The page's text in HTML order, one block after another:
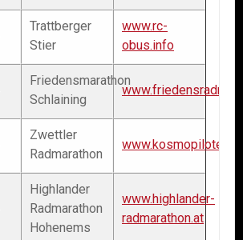
Trattberger
Stier
www.rc-
obus.info
Friedensmarathon
Schlaining
Zwettler
Radmarathon
Highlander
Radmarathon
Hohenems
www.highlander-
radmarathon.at